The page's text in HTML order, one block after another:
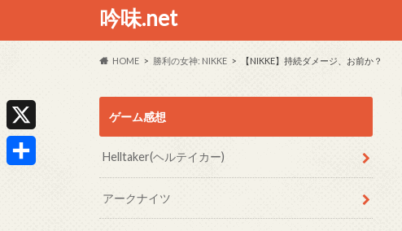
吟味.net
HOME 勝利の女神: NIKKE 【NIKKE】持続ダメージ、お前か？
ゲーム感想
Helltaker(ヘルテイカー)
アークナイツ
X